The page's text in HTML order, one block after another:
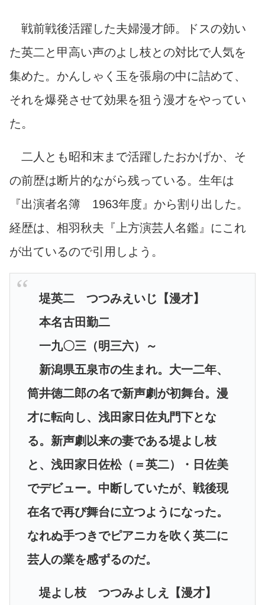
戦前戦後活躍した夫婦漫才師。ドスの効い
た英二と甲高い声のよし枝との対比で人気を
集めた。かんしゃく玉を張扇の中に詰めて、
それを爆発させて効果を狙う漫才をやってい
た。
二人とも昭和末まで活躍したおかげか、そ
の前歴は断片的ながら残っている。生年は
『出演者名簿 1963年度』から割り出した。
経歴は、相羽秋夫『上方演芸人名鑑』にこれ
が出ているので引用しよう。
堤英二 つつみえいじ【漫才】
本名古田勤二
一九〇三（明三六）～
新潟県五泉市の生まれ。大一二年、
筒井徳二郎の名で新声劇が初舞台。漫
才に転向し、浅田家日佐丸門下とな
る。新声劇以来の妻である堤よし枝
と、浅田家日佐松（＝英二）・日佐美
でデビュー。中断していたが、戦後現
在名で再び舞台に立つようになった。
なれぬ手つきでピアニカを吹く英二に
芸人の業を感ずるのだ。
堤よし枝 つつみよしえ【漫才】